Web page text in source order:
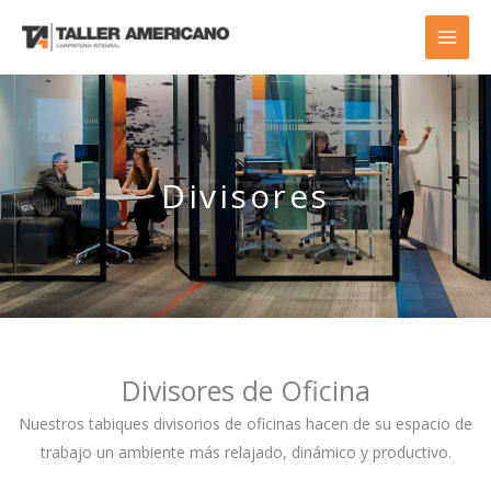
contenido
Divisores
Divisores de Oficina
Nuestros tabiques divisorios de oficinas hacen de su espacio de
trabajo un ambiente más relajado, dinámico y productivo.